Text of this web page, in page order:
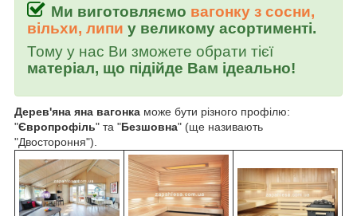
Ми виготовляємо вагонку з сосни,
вільхи, липи у великому асортименті.
Тому у нас Ви зможете обрати тієї
матеріал, що підійде Вам ідеально!
Дерев'яна яна вагонка може бути різного профілю:
"Європрофіль" та "Безшовна" (ще називають
"Двостороння").